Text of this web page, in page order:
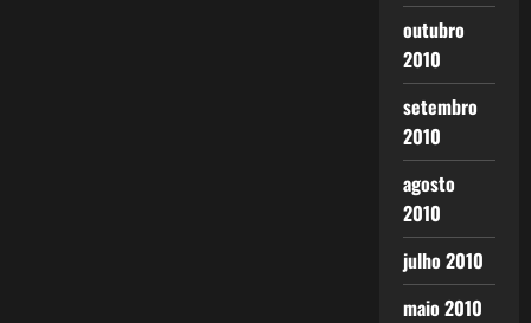
outubro
2010
setembro
2010
agosto
2010
julho 2010
maio 2010